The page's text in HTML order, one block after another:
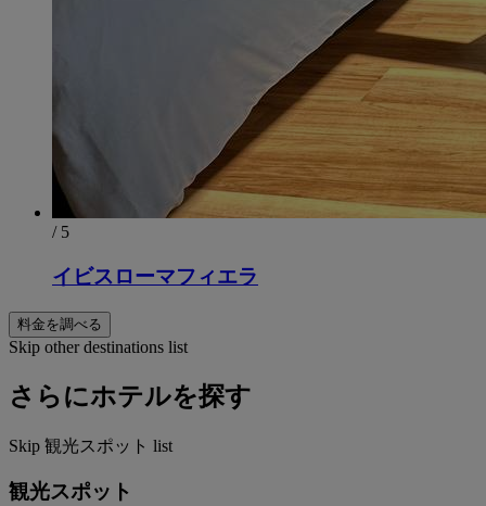
/ 5
イビスローマフィエラ
料金を調べる
Skip other destinations list
さらにホテルを探す
Skip 観光スポット list
観光スポット